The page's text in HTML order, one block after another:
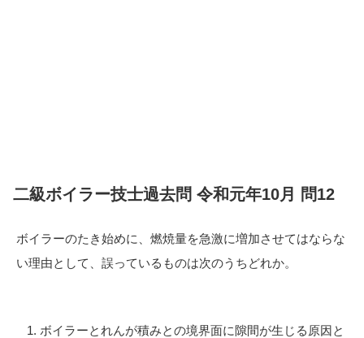
二級ボイラー技士過去問 令和元年10月 問12
ボイラーのたき始めに、燃焼量を急激に増加させてはならな
い理由として、誤っているものは次のうちどれか。
ボイラーとれんが積みとの境界面に隙間が生じる原因と